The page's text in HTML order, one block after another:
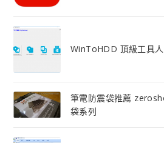
WinToHDD 頂級工具
筆電防震袋推薦
袋系列